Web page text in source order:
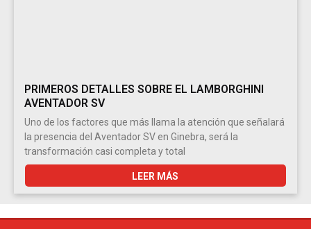
PRIMEROS DETALLES SOBRE EL LAMBORGHINI
AVENTADOR SV
Uno de los factores que más llama la atención que señalará
la presencia del Aventador SV en Ginebra, será la
transformación casi completa y total
LEER MÁS